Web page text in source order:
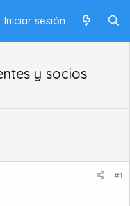
Iniciar sesión
y socios
#1